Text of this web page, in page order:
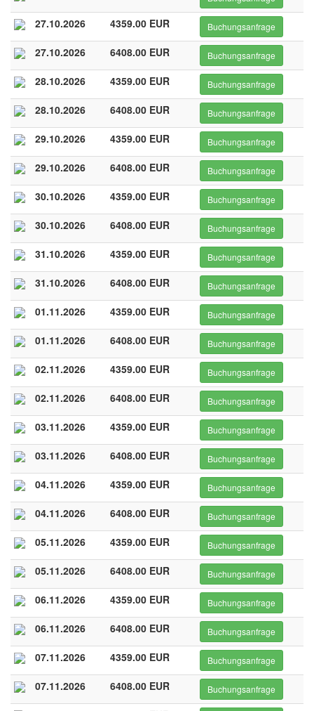
27.10.2026 4359.00 EUR Buchungsanfrage
27.10.2026 6408.00 EUR Buchungsanfrage
28.10.2026 4359.00 EUR Buchungsanfrage
28.10.2026 6408.00 EUR Buchungsanfrage
29.10.2026 4359.00 EUR Buchungsanfrage
29.10.2026 6408.00 EUR Buchungsanfrage
30.10.2026 4359.00 EUR Buchungsanfrage
30.10.2026 6408.00 EUR Buchungsanfrage
31.10.2026 4359.00 EUR Buchungsanfrage
31.10.2026 6408.00 EUR Buchungsanfrage
01.11.2026 4359.00 EUR Buchungsanfrage
01.11.2026 6408.00 EUR Buchungsanfrage
02.11.2026 4359.00 EUR Buchungsanfrage
02.11.2026 6408.00 EUR Buchungsanfrage
03.11.2026 4359.00 EUR Buchungsanfrage
03.11.2026 6408.00 EUR Buchungsanfrage
04.11.2026 4359.00 EUR Buchungsanfrage
04.11.2026 6408.00 EUR Buchungsanfrage
05.11.2026 4359.00 EUR Buchungsanfrage
05.11.2026 6408.00 EUR Buchungsanfrage
06.11.2026 4359.00 EUR Buchungsanfrage
06.11.2026 6408.00 EUR Buchungsanfrage
07.11.2026 4359.00 EUR Buchungsanfrage
07.11.2026 6408.00 EUR Buchungsanfrage